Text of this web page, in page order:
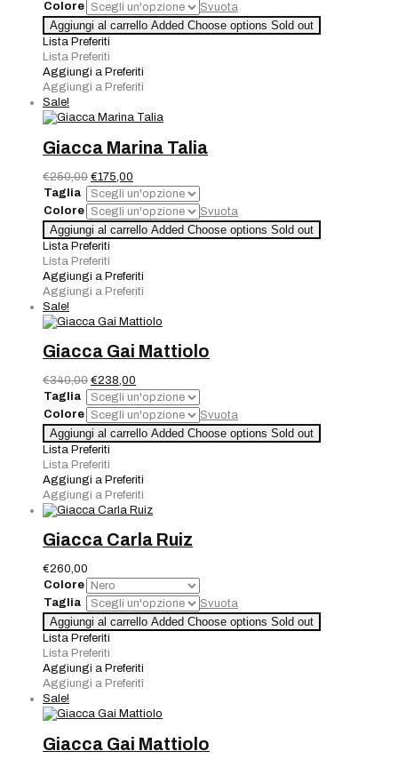
era:
€99,00.
è:
€49,50.
Colore
Svuota
Coprispalla
Marella
quantità
Aggiungi al carrello Added Choose options Sold out
Lista Preferiti
Lista Preferiti
Aggiungi a Preferiti
Aggiungi a Preferiti
Sale!
Giacca Marina Talia
€250,00 Il
prezzo
originale
era:
€250,00.
€175,00
prezzo
attuale
è:
€175,00.
Taglia
Colore
Svuota
Giacca
Marina
Talia
quantità
Aggiungi al carrello Added Choose options Sold out
Lista Preferiti
Lista Preferiti
Aggiungi a Preferiti
Aggiungi a Preferiti
Sale!
Giacca Gai Mattiolo
€340,00 Il
prezzo
originale
era:
€340,00.
€238,00
prezzo
attuale
è:
€238,00.
Taglia
Colore
Svuota
Giacca
Gai
Mattiolo
quantità
Aggiungi al carrello Added Choose options Sold out
Lista Preferiti
Lista Preferiti
Aggiungi a Preferiti
Aggiungi a Preferiti
Giacca Carla Ruiz
€260,00
Colore
Taglia
Svuota
Giacca
Carla
Ruiz
quantità
Aggiungi al carrello Added Choose options Sold out
Lista Preferiti
Lista Preferiti
Aggiungi a Preferiti
Aggiungi a Preferiti
Sale!
Giacca Gai Mattiolo